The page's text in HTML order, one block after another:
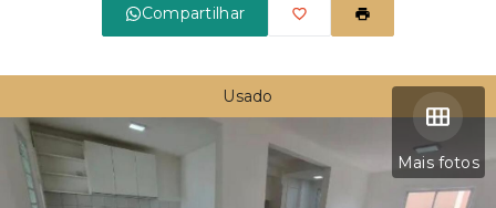
Compartilhar
Mais fotos
Usado